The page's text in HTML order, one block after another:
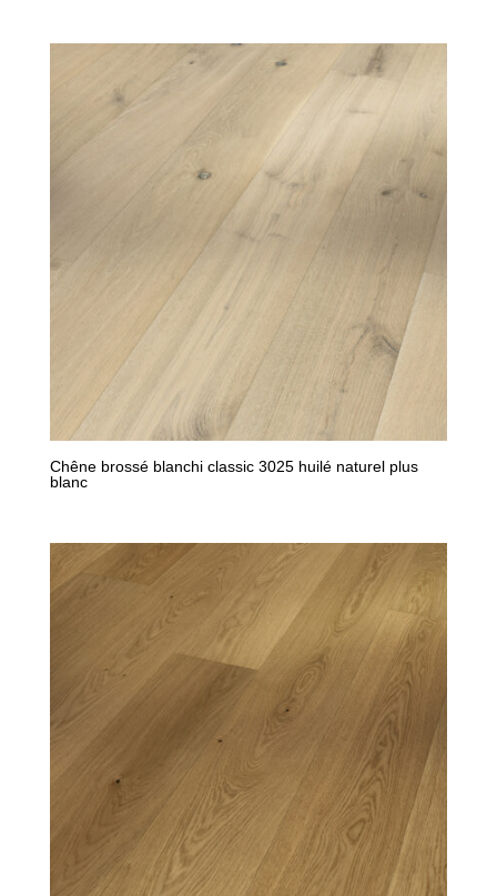
Chêne brossé blanchi classic 3025 huilé naturel plus
blanc